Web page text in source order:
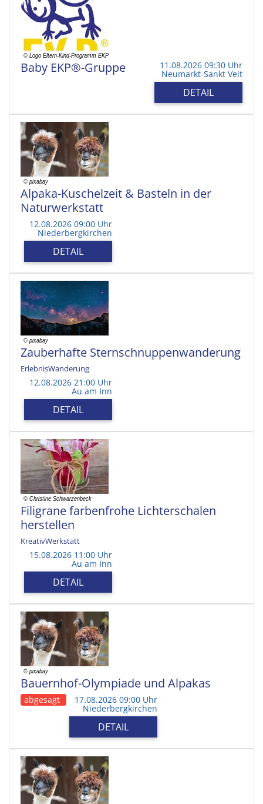
Baby EKP®-Gruppe 11.08.2026 09:30 Uhr
Neumarkt-Sankt Veit
DETAIL
Alpaka-Kuschelzeit & Basteln in der
Naturwerkstatt
12.08.2026 09:00 Uhr
Niederbergkirchen
DETAIL
Zauberhafte Sternschnuppenwanderung
ErlebnisWanderung
12.08.2026 21:00 Uhr
Au am Inn
DETAIL
Filigrane farbenfrohe Lichterschalen
herstellen
KreativWerkstatt
15.08.2026 11:00 Uhr
Au am Inn
DETAIL
Bauernhof-Olympiade und Alpakas
abgesagt 17.08.2026 09:00 Uhr
Niederbergkirchen
DETAIL